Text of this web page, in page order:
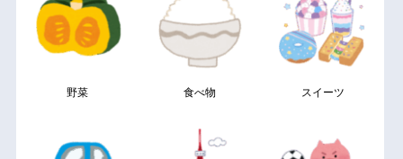
野菜 食べ物 スイーツ